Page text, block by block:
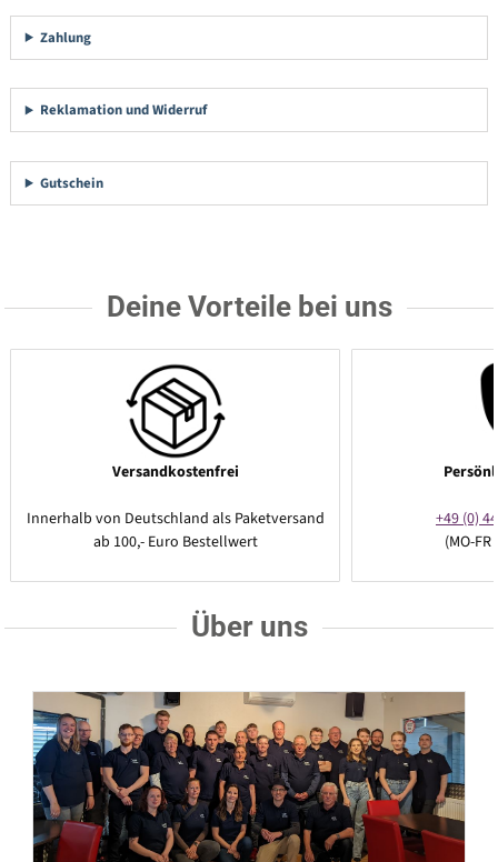
Zahlung
Reklamation und Widerruf
Gutschein
Deine Vorteile bei uns
Versandkostenfrei
Innerhalb von Deutschland als Paketversand
ab 100,- Euro Bestellwert
+49 (0)
(MO-
Über uns